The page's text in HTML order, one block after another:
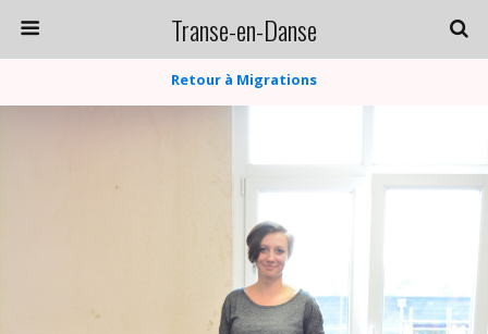
Transe-en-Danse
Retour à Migrations